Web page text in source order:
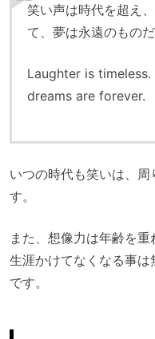
笑い声は時代を超え
て、夢は永遠のものだ
Laughter is
dreams are forever.
いつの時代も笑いは、
す。
また、想像力は年齢を
生涯かけてなくなる事
です。